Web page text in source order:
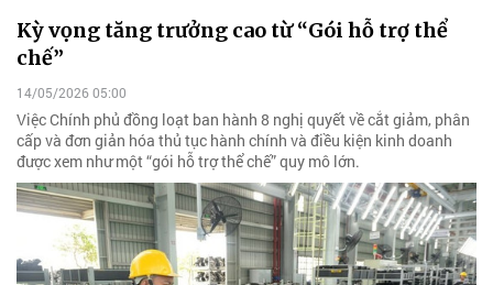
Kỳ vọng tăng trưởng cao từ “Gói hỗ trợ thể
chế”
14/05/2026 05:00
Việc Chính phủ đồng loạt ban hành 8 nghị quyết về cắt giảm, phân
cấp và đơn giản hóa thủ tục hành chính và điều kiện kinh doanh
được xem như một “gói hỗ trợ thể chế” quy mô lớn.